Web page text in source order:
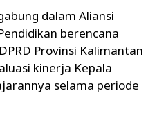
dalam Aliansi
berencana
Provinsi Kalimantan
kinerja Kepala
selama periode